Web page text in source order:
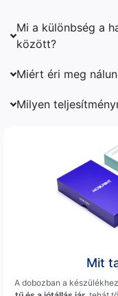
Mi a különbség a
között?
Miért éri meg
Milyen
Mit
A dobozban a